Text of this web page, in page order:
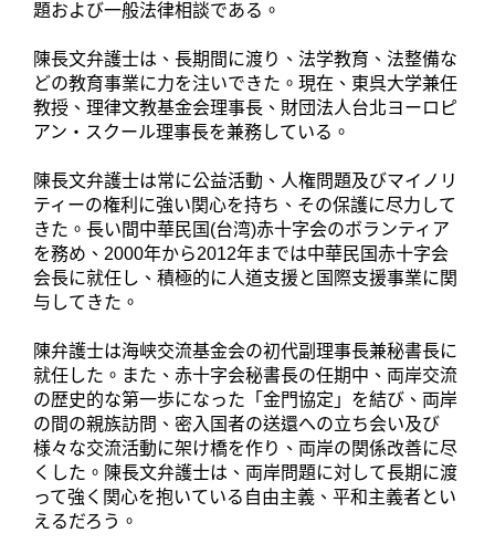
題および一般法律相談である。
陳長文弁護士は、長期間に渡り、法学教育、法整備な
どの教育事業に力を注いできた。現在、東呉大学兼任
教授、理律文教基金会理事長、財団法人台北ヨーロピ
アン・スクール理事長を兼務している。
陳長文弁護士は常に公益活動、人権問題及びマイノリ
ティーの権利に強い関心を持ち、その保護に尽力して
きた。長い間中華民国(台湾)赤十字会のボランティア
を務め、2000年から2012年までは中華民国赤十字会
会長に就任し、積極的に人道支援と国際支援事業に関
与してきた。
陳弁護士は海峡交流基金会の初代副理事長兼秘書長に
就任した。また、赤十字会秘書長の任期中、両岸交流
の歴史的な第一歩になった「金門協定」を結び、両岸
の間の親族訪問、密入国者の送還への立ち会い及び
様々な交流活動に架け橋を作り、両岸の関係改善に尽
くした。陳長文弁護士は、両岸問題に対して長期に渡
って強く関心を抱いている自由主義、平和主義者とい
えるだろう。